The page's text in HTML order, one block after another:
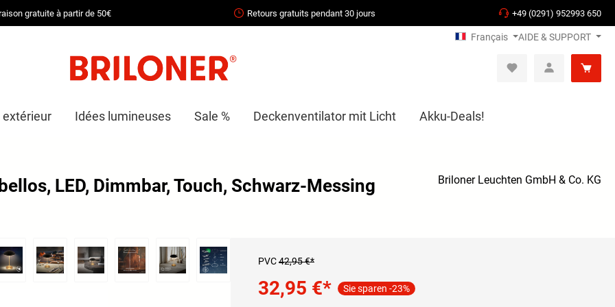
gratuite à partir de 50€ Retours gratuits pendant 30 jours +49 (0291) 952993 650
Français AIDE & SUPPORT
extérieur Idées lumineuses Sale % Deckenventilator mit Licht Akku-Deals!
LED, Dimmbar, Touch, Schwarz-Messing Briloner Leuchten GmbH & Co. KG
PVC42,95 €*
32,95 €* Sie sparen -23%